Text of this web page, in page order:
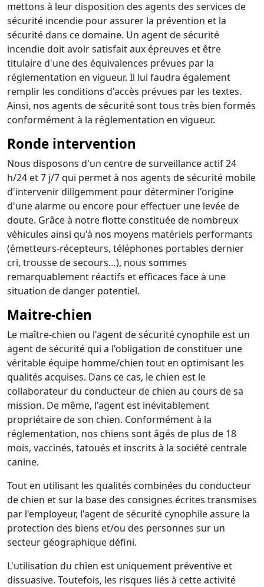
mettons à leur disposition des agents des services de
sécurité incendie pour assurer la prévention et la
sécurité dans ce domaine. Un agent de sécurité
incendie doit avoir satisfait aux épreuves et être
titulaire d'une des équivalences prévues par la
réglementation en vigueur. Il lui faudra également
remplir les conditions d'accès prévues par les textes.
Ainsi, nos agents de sécurité sont tous très bien formés
conformément à la réglementation en vigueur.
Ronde intervention
Nous disposons d'un centre de surveillance actif 24
h/24 et 7 j/7 qui permet à nos agents de sécurité mobile
d'intervenir diligemment pour déterminer l'origine
d'une alarme ou encore pour effectuer une levée de
doute. Grâce à notre flotte constituée de nombreux
véhicules ainsi qu'à nos moyens matériels performants
(émetteurs-récepteurs, téléphones portables dernier
cri, trousse de secours…), nous sommes
remarquablement réactifs et efficaces face à une
situation de danger potentiel.
Maitre-chien
Le maître-chien ou l'agent de sécurité cynophile est un
agent de sécurité qui a l'obligation de constituer une
véritable équipe homme/chien tout en optimisant les
qualités acquises. Dans ce cas, le chien est le
collaborateur du conducteur de chien au cours de sa
mission. De même, l'agent est inévitablement
propriétaire de son chien. Conformément à la
réglementation, nos chiens sont âgés de plus de 18
mois, vaccinés, tatoués et inscrits à la société centrale
canine.
Tout en utilisant les qualités combinées du conducteur
de chien et sur la base des consignes écrites transmises
par l'employeur, l'agent de sécurité cynophile assure la
protection des biens et/ou des personnes sur un
secteur géographique défini.
L'utilisation du chien est uniquement préventive et
dissuasive. Toutefois, les risques liés à cette activité